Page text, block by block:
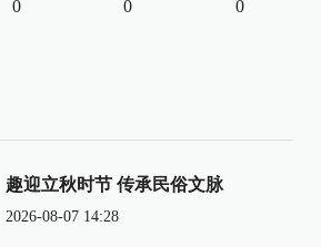
0 0 0
趣迎立秋时节 传承民俗文脉
2026-08-07 14:28